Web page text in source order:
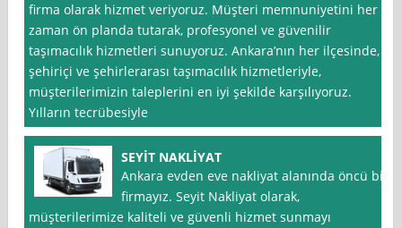
firma olarak hizmet veriyoruz. Müşteri memnuniyetini her
zaman ön planda tutarak, profesyonel ve güvenilir
taşımacılık hizmetleri sunuyoruz. Ankara’nın her ilçesinde,
şehiriçi ve şehirlerarası taşımacılık hizmetleriyle,
müşterilerimizin taleplerini en iyi şekilde karşılıyoruz.
Yılların tecrübesiyle
SEYİT NAKLİYAT
Ankara evden eve nakliyat alanında öncü bir
firmayız. Seyit Nakliyat olarak,
müşterilerimize kaliteli ve güvenli hizmet sunmayı